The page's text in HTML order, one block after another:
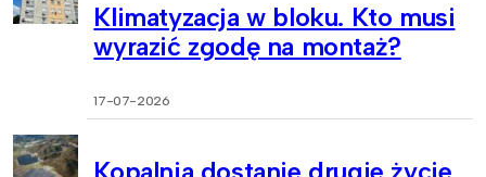
Klimatyzacja w bloku. Kto musi
wyrazić zgodę na montaż?
17-07-2026